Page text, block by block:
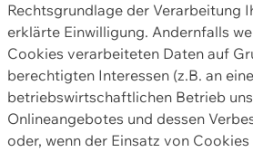
Rechtsgrundlage der Verarbeitung
erklärte Einwilligung. Andernfalls
Cookies verarbeiteten Daten auf
berechtigten Interessen (z.B. an
betriebswirtschaftlichen Betrieb
Onlineangebotes und dessen
oder, wenn der Einsatz von